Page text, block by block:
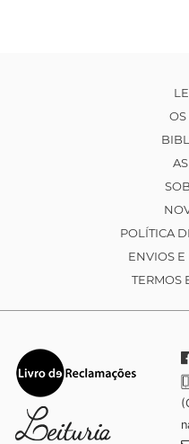
OS
POLÍTICA
ENVIOS
TERMOS